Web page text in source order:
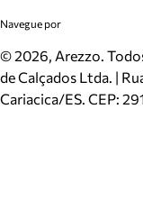
Inverno
Mundo Arezzo
Meus Pedidos
Trocas e Devoluções
Cartão Presente
Localizador de lojas
Politica e Privacidade
Navegue por
Sapatos
Bolsas
Scarpins
©2026, Arezzo.
de Calçados Ltda. |
Cariacica/ES. CEP: